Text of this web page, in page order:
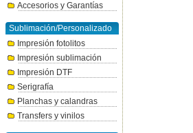
Accesorios y Garantías
Sublimación/Personalizado
Impresión fotolitos
Impresión sublimación
Impresión DTF
Serigrafía
Planchas y calandras
Transfers y vinilos